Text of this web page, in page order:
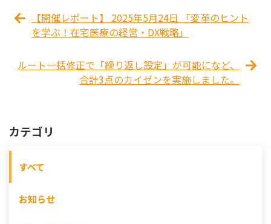
【開催レポート】 2025年5月24日 「変革のヒント
を学ぶ！在宅医療の経営・DX戦略」
ルート一括修正で「繰り返し設定」が可能になど、
合計3点のカイゼンを実施しました。
カテゴリ
すべて
お知らせ